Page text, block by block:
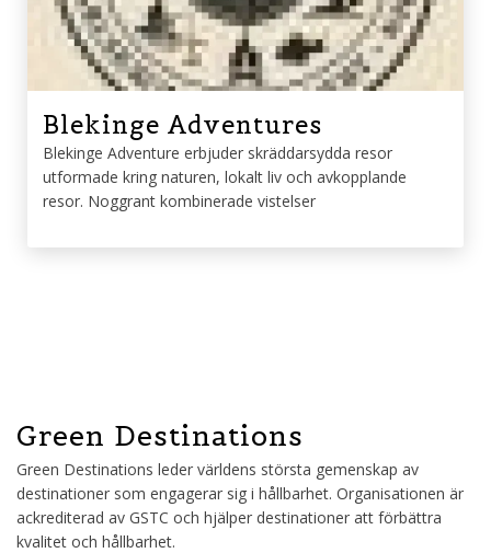
Blekinge Adventures
Blekinge Adventure erbjuder skräddarsydda resor
utformade kring naturen, lokalt liv och avkopplande
resor. Noggrant kombinerade vistelser
Green Destinations
Green Destinations leder världens största gemenskap av
destinationer som engagerar sig i hållbarhet. Organisationen är
ackrediterad av GSTC och hjälper destinationer att förbättra
kvalitet och hållbarhet.